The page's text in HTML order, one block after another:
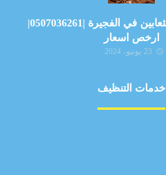
شركة مكافحة الثعابين في الفجيرة |0507036261|
ارخص اسعار
23 يونيو، 2024
خدمات التنظيف